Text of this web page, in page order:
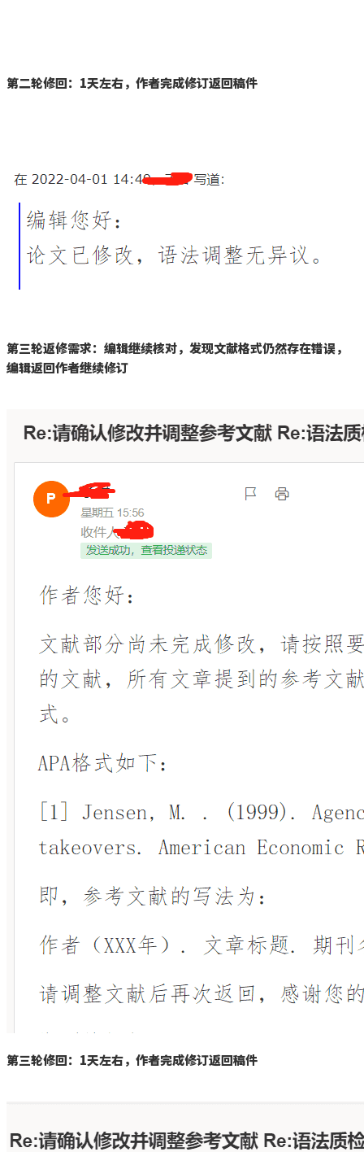
第二轮修回： 1天左右，作者完成修订返回稿件
第三轮返修需求：编辑继续核对，发现文献格式仍然存在错误，
编辑返回作者继续修订
第三轮修回： 1天左右，作者完成修订返回稿件